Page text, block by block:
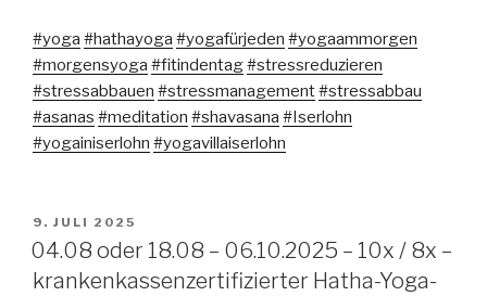
#yoga #hathayoga #yogafürjeden #yogaammorgen
#morgensyoga #fitindentag#stressreduzieren
#stressabbauen #stressmanagement#stressabbau
#asanas #meditation #shavasana #Iserlohn
#yogainiserlohn #yogavillaiserlohn
VERÖFFENTLICHT
AM
9. JULI 2025
04.08 oder 18.08 – 06.10.2025 – 10x / 8x –
krankenkassenzertifizierter Hatha-Yoga-